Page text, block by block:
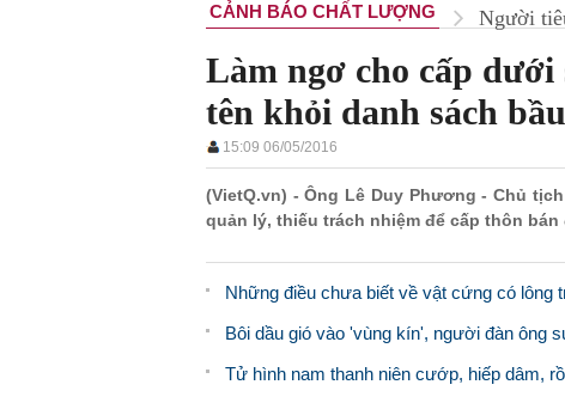
CẢNH BÁO CHẤT LƯỢNG Người
Làm ngơ cho cấp
tên khỏi danh sách
15:09 06/05/2016
(VietQ.vn) - Ông Lê Duy Phương - Chủ
quản lý, thiếu trách nhiệm để cấp thôn bán
Những điều chưa biết về vật cứng có lông
Bôi dầu gió vào 'vùng kín', người đàn ông
Tử hình nam thanh niên cướp, hiếp dâm,